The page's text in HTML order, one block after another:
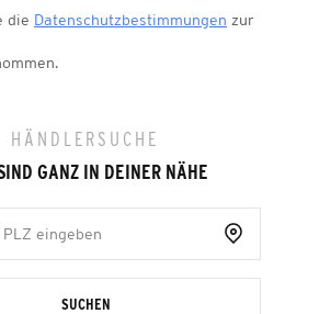
die Datenschutzbestimmungen zur
HÄNDLERSUCHE
GANZ IN DEINER NÄHE
SUCHEN